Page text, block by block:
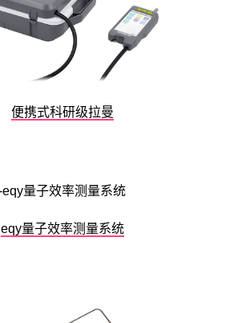
便携式科研级拉曼
eqy量子效率测量系统